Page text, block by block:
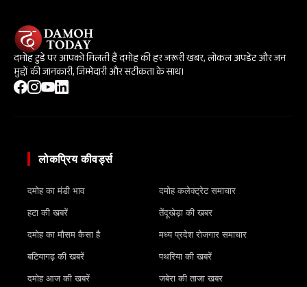
दमोह टुडे पर आपको मिलती हैं दमोह की हर जरूरी खबर, लोकल अपडेट और जन
मुद्दों की जानकारी, जिम्मेदारी और सटीकता के साथ।
लोकप्रिय कीवर्ड्स
दमोह का मंडी भाव
हटा की खबरें
दमोह का मौसम कैसा है
बटियागढ़ की खबरें
दमोह आज की खबरें
दमोह कलेक्ट्रेट समाचार
तेंदूखेड़ा की खबर
मध्य प्रदेश रोजगार समाचार
पथरिया की खबरें
जबेरा की ताजा खबर